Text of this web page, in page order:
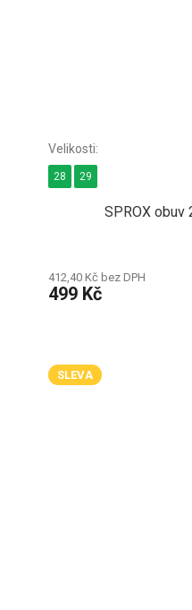
SPROX obuv
412,40 Kč bez DPH
499 Kč
28 29
SLEVA